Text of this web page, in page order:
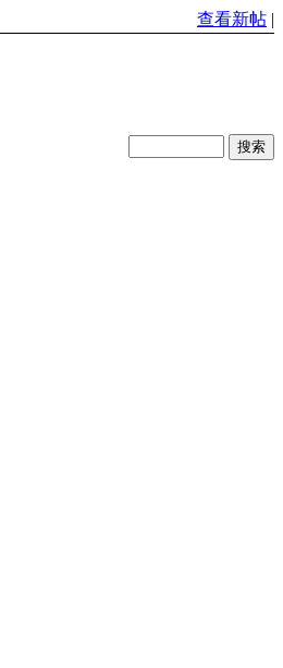
查看新帖 |